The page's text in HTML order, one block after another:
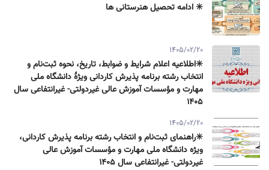
✳️ ادامه تحصیل هنرستانی ها
1405/02/20
✳️اطلاعیه اعلام شرایط و ضوابط، تاریخ، نحوه ثبت‌نام و
انتخاب رشته برنامه پذیرش كاردانی ویژۀ دانشگاه ملی
مهارت و مؤسسات آموزش عالی غیردولتی- غیرانتفاعی سال
۱۴۰۵
1405/02/20
✳️راهنمای ثبت‌نام و انتخاب رشته برنامه پذیرش كاردانی،
ویژه دانشگاه ملی مهارت و مؤسسات آموزش عالی
غیردولتی- غیرانتفاعی سال ۱۴۰۵